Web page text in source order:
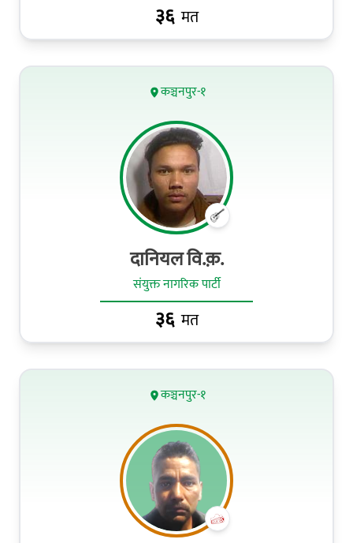
३६ मत
कञ्चनपुर-१
दानियल वि.क़.
संयुक्त नागरिक पार्टी
३६ मत
कञ्चनपुर-१